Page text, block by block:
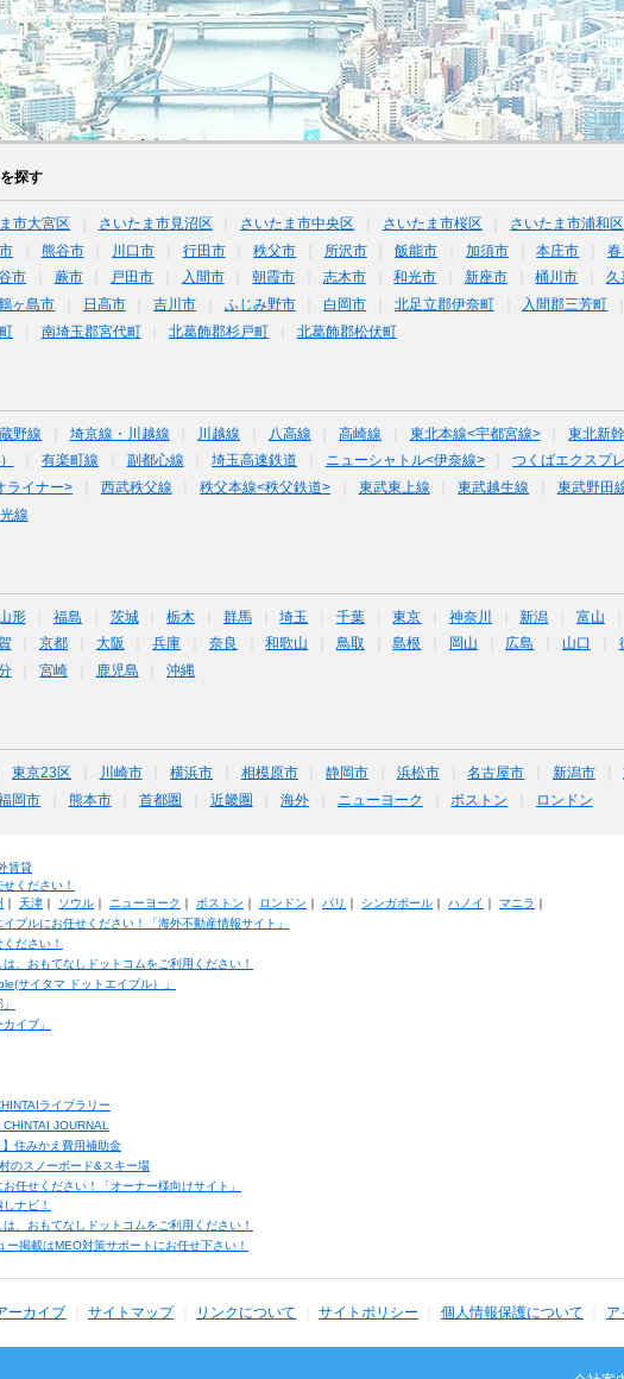
探す
市大宮区 さいたま市見沼区 さいたま市中央区 さいたま市桜区 さいたま市浦和区
熊谷市 川口市 行田市 秩父市 所沢市 飯能市 加須市 本庄市 春
市 蕨市 戸田市 入間市 朝霞市 志木市 和光市 新座市 桶川市 久
ヶ島市 日高市 吉川市 ふじみ野市 白岡市 北足立郡伊奈町 入間郡三芳町
南埼玉郡宮代町 北葛飾郡杉戸町 北葛飾郡松伏町
野線 埼京線・川越線 川越線 八高線 高崎線 東北本線<宇都宮線> 東北新
有楽町線 副都心線 埼玉高速鉄道 ニューシャトル<伊奈線> つくばエクスプ
ライナー> 西武秩父線 秩父本線<秩父鉄道> 東武東上線 東武越生線
東武野田
線
山形 福島 茨城 栃木 群馬 埼玉 千葉 東京 神奈川 新潟 富山
京都 大阪 兵庫 奈良 和歌山 鳥取 島根 岡山 広島 山口
宮崎 鹿児島 沖縄
東京23区 川崎市 横浜市 相模原市 静岡市 浜松市 名古屋市 新潟市
岡市 熊本市 首都圏 近畿圏 海外 ニューヨーク ボストン ロンドン
賃貸
ください！
｜ 天津｜ ソウル｜ ニューヨーク ｜ ボストン ｜ ロンドン ｜ パリ ｜ シンガポール｜ ハノイ ｜ マニラ ｜
ブルにお任せください！「海外不動産情報サイト」
ださい！
、おもてなしドットコムをご利用ください！
サイタマ ドットエイブル）」
イブ」
ライブラリー
JOURNAL
住みかえ費用補助金
のスノーボード&スキー場
任せください！「オーナー様向けサイト」
ナビ！
、おもてなしドットコムをご利用ください！
掲載はMEO対策サポートにお任せ下さい！
ーカイブ サイトマップ リンクについて サイトポリシー 個人情報保護について ア